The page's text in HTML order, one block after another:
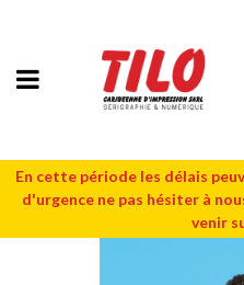
En cette période les délais
d'urgence ne pas hésiter à
venir